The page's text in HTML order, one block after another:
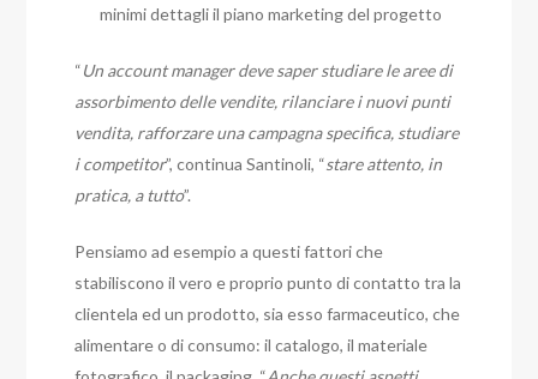
minimi dettagli il piano marketing del progetto
“Un account manager deve saper studiare le aree di
assorbimento delle vendite, rilanciare i nuovi punti
vendita, rafforzare una campagna specifica, studiare
i competitor”, continua Santinoli, “stare attento, in
pratica, a tutto”.
Pensiamo ad esempio a questi fattori che
stabiliscono il vero e proprio punto di contatto tra la
clientela ed un prodotto, sia esso farmaceutico, che
alimentare o di consumo: il catalogo, il materiale